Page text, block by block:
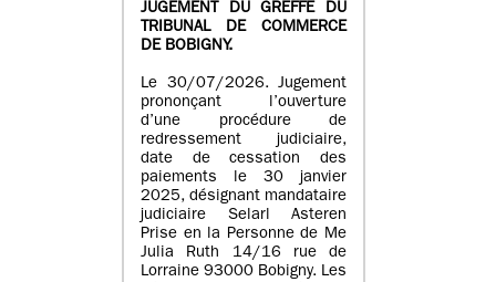
JUGEMENT DU GREFFE DU
TRIBUNAL DE COMMERCE
DE BOBIGNY.
Le 30/07/2026. Jugement
prononçant l’ouverture
d’une procédure de
redressement judiciaire,
date de cessation des
paiements le 30 janvier
2025, désignant mandataire
judiciaire Selarl Asteren
Prise en la Personne de Me
Julia Ruth 14/16 rue de
Lorraine 93000 Bobigny. Les